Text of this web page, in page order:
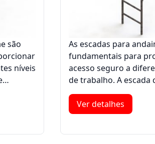
são
níveis
As escadas para
fundamentais para
acesso seguro a
de trabalho. A escada
Ver detalhes